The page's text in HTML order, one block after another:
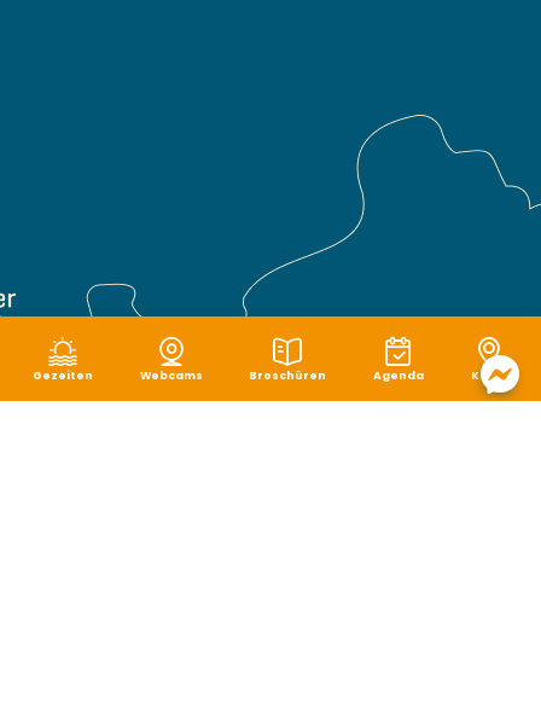
Gezeiten Webcams Broschüren Agenda Karte